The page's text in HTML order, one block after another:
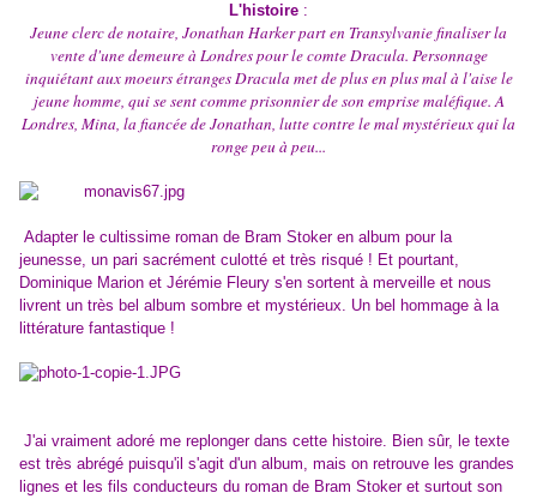
L'histoire :
Jeune clerc de notaire, Jonathan Harker part en Transylvanie finaliser la
vente d'une demeure à Londres pour le comte Dracula. Personnage
inquiétant aux moeurs étranges Dracula met de plus en plus mal à l'aise le
jeune homme, qui se sent comme prisonnier de son emprise maléfique. A
Londres, Mina, la fiancée de Jonathan, lutte contre le mal mystérieux qui la
ronge peu à peu...
Adapter le cultissime roman de Bram Stoker en album pour la
jeunesse, un pari sacrément culotté et très risqué ! Et pourtant,
Dominique Marion et Jérémie Fleury s'en sortent à merveille et nous
livrent un très bel album sombre et mystérieux. Un bel hommage à la
littérature fantastique !
J'ai vraiment adoré me replonger dans cette histoire. Bien sûr, le texte
est très abrégé puisqu'il s'agit d'un album, mais on retrouve les grandes
lignes et les fils conducteurs du roman de Bram Stoker et surtout son